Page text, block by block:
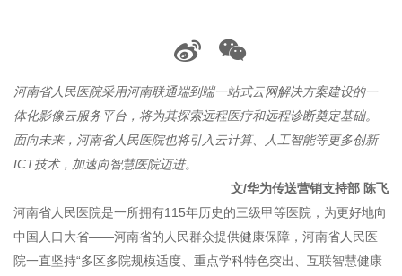
河南省人民医院采用河南联通端到端一站式云网解决方案建设的一
体化影像云服务平台，将为其探索远程医疗和远程诊断奠定基础。
面向未来，河南省人民医院也将引入云计算、人工智能等更多创新
ICT技术，加速向智慧医院迈进。
文/华为传送营销支持部 陈飞
河南省人民医院是一所拥有115年历史的三级甲等医院，为更好地向
中国人口大省——河南省的人民群众提供健康保障，河南省人民医
院一直坚持“多区多院规模适度、重点学科特色突出、互联智慧健康